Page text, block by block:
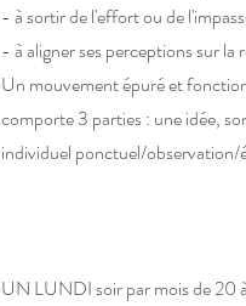
- à sortir de l'effort ou de
- à aligner ses perceptions sur la
Un mouvement épuré et
comporte 3 parties : une idée,
individuel ponctuel/observation/
UN LUNDI soir par mois de 20